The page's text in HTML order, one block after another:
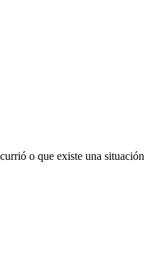
o que existe una situación